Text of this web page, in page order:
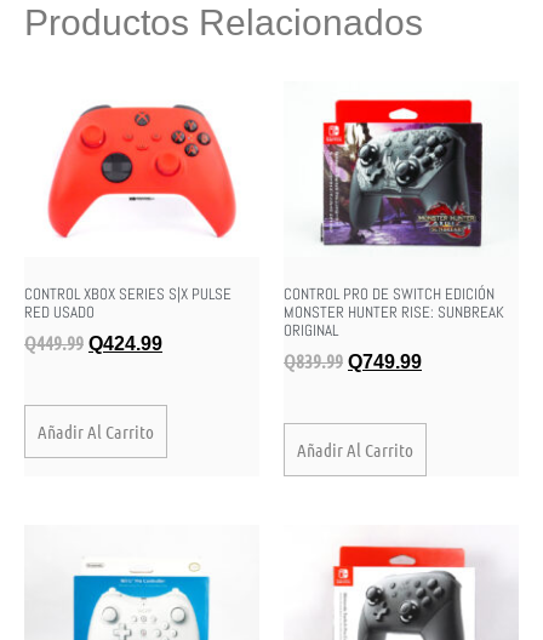
Productos Relacionados
CONTROL XBOX SERIES S|X PULSE
RED USADO
Q449.99 Q424.99
Añadir Al Carrito
CONTROL PRO DE SWITCH EDICIÓN
MONSTER HUNTER RISE: SUNBREAK
ORIGINAL
Q839.99 Q749.99
Añadir Al Carrito